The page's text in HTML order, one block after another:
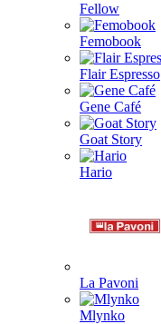
Fellow
Femobook
Flair Espresso
Gene Café
Goat Story
Hario
La Pavoni
Mlynko